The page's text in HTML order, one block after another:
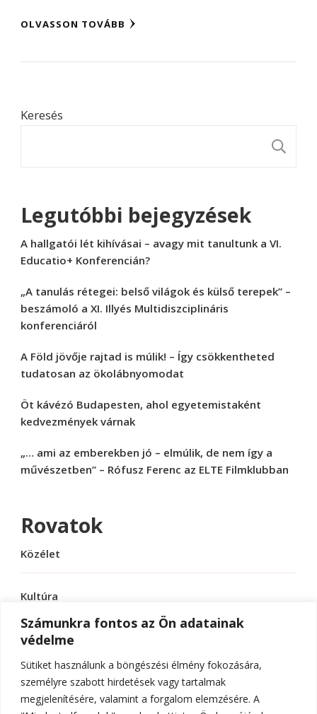
Számunkra fontos az Ön adatainak
védelme
Sütiket használunk a böngészési élmény fokozására,
személyre szabott hirdetések vagy tartalmak
megjelenítésére, valamint a forgalom elemzésére. A
OLVASSON TOVÁBB
Keresés
Legutóbbi bejegyzések
A hallgatói lét kihívásai – avagy mit tanultunk a VI.
Educatio+ Konferencián?
„A tanulás rétegei: belső világok és külső terepek” –
beszámoló a XI. Illyés Multidiszciplináris
konferenciáról
A Föld jövője rajtad is múlik! – Így csökkentheted
tudatosan az ökolábnyomodat
Öt kávézó Budapesten, ahol egyetemistaként
kedvezmények várnak
„… ami az emberekben jó – elmúlik, de nem így a
művészetben” – Rófusz Ferenc az ELTE Filmklubban
Rovatok
Közélet
Kultúra
Sport
Tudomány